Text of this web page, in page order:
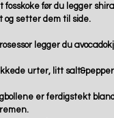
fosskoke før du legger
og setter dem til side.
legger du
urter, litt
er ferdigstekt